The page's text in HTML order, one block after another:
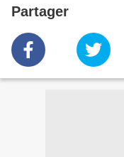
Partager